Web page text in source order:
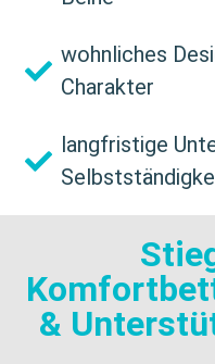
wohnliches
Charakter
langfristige
&